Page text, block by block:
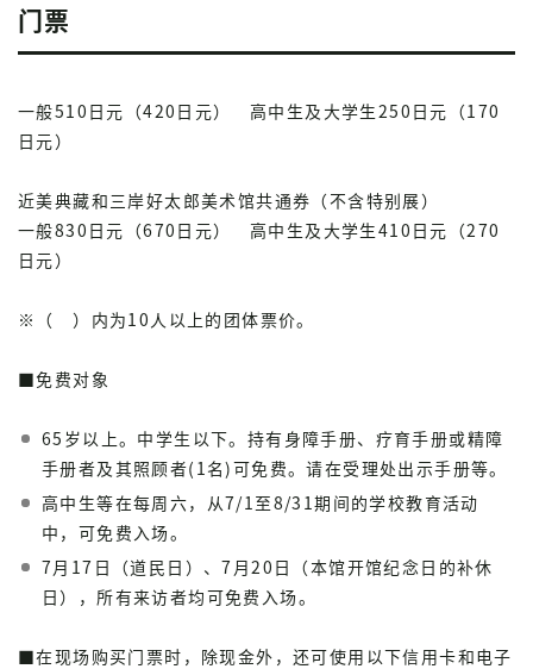
门票
一般510日元（420日元） 高中生及大学生250日元（170
日元）
近美典藏和三岸好太郎美术馆共通券（不含特别展）
一般830日元（670日元） 高中生及大学生410日元（270
日元）
※（ ）内为10人以上的团体票价。
■免费对象
65岁以上。中学生以下。持有身障手册、疗育手册或精障
手册者及其照顾者(1名)可免费。请在受理处出示手册等。
高中生等在每周六，从7/1至8/31期间的学校教育活动
中，可免费入场。
7月17日（道民日）、7月20日（本馆开馆纪念日的补休
日），所有来访者均可免费入场。
■在现场购买门票时，除现金外，还可使用以下信用卡和电子